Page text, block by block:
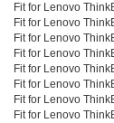
Fit for Lenovo
Fit for Lenovo
Fit for Lenovo
Fit for Lenovo
Fit for Lenovo
Fit for Lenovo
Fit for Lenovo
Fit for Lenovo